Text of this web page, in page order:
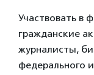
Участвовать в
гражданские
журналисты,
федерального